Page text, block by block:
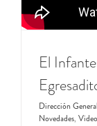
El
Dirección
Novedades,